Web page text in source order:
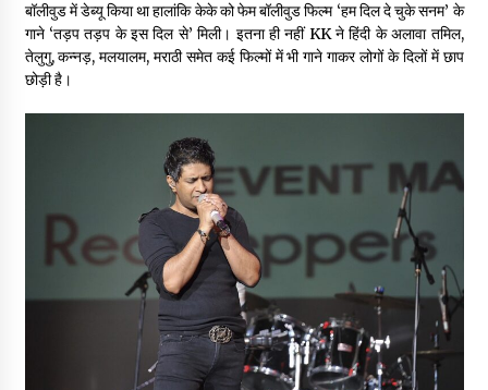
बॉलीवुड में डेब्यू किया था हालांकि केके को फेम बॉलीवुड फिल्म ‘हम दिल दे चुके सनम’ के
गाने ‘तड़प तड़प के इस दिल से’ मिली। इतना ही नहीं KK ने हिंदी के अलावा तमिल,
तेलुगु, कन्नड़, मलयालम, मराठी समेत कई फिल्मों में भी गाने गाकर लोगों के दिलों में छाप
छोड़ी है।